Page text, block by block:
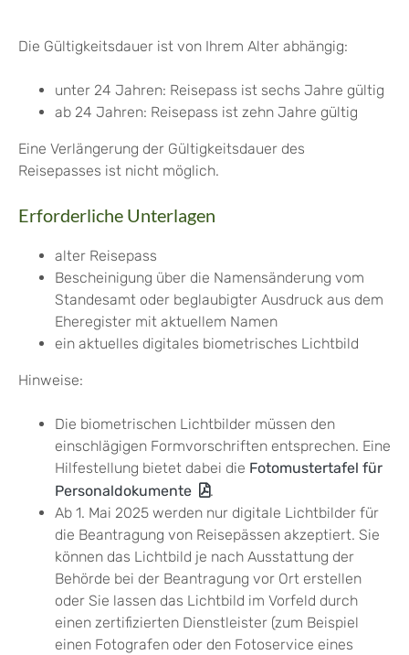
Die Gültigkeitsdauer ist von Ihrem Alter abhängig:
unter 24 Jahren: Reisepass ist sechs Jahre gültig
ab 24 Jahren: Reisepass ist zehn Jahre gültig
Eine Verlängerung der Gültigkeitsdauer des
Reisepasses ist nicht möglich.
Erforderliche Unterlagen
alter Reisepass
Bescheinigung über die Namensänderung vom
Standesamt oder beglaubigter Ausdruck aus dem
Eheregister mit aktuellem Namen
ein aktuelles digitales biometrisches Lichtbild
Hinweise:
Die biometrischen Lichtbilder müssen den
einschlägigen Formvorschriften entsprechen. Eine
Hilfestellung bietet dabei die Fotomustertafel für
Personaldokumente
.
Ab 1. Mai 2025 werden nur digitale Lichtbilder für
die Beantragung von Reisepässen akzeptiert. Sie
können das Lichtbild je nach Ausstattung der
Behörde bei der Beantragung vor Ort erstellen
oder Sie lassen das Lichtbild im Vorfeld durch
einen zertifizierten Dienstleister (zum Beispiel
einen Fotografen oder den Fotoservice eines